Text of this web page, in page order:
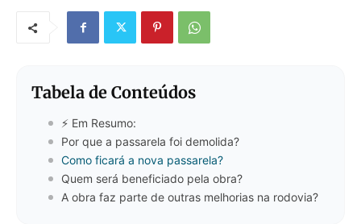
Tabela de Conteúdos
⚡ Em Resumo:
Por que a passarela foi demolida?
Como ficará a nova passarela?
Quem será beneficiado pela obra?
A obra faz parte de outras melhorias na rodovia?